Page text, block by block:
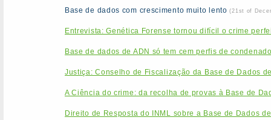
Base de dados com crescimento muito lento(21st of
Entrevista: Genética Forense tornou difícil o crime
Base de dados de ADN só tem cem perfis de
Justiça: Conselho de Fiscalização da Base de Dados
A Ciência do crime: da recolha de provas à Base de
Direito de Resposta do INML sobre a Base de Dados